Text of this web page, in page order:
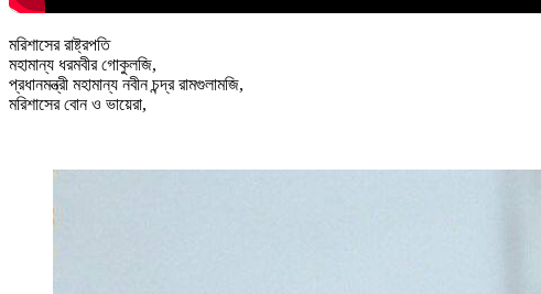
মরিশাসের রাষ্ট্রপতি
মহামান্য ধরমবীর গোকুলজি,
প্রধানমন্ত্রী মহামান্য নবীন চন্দ্র রামগুলামজি,
মরিশাসের বোন ও ভায়েরা,